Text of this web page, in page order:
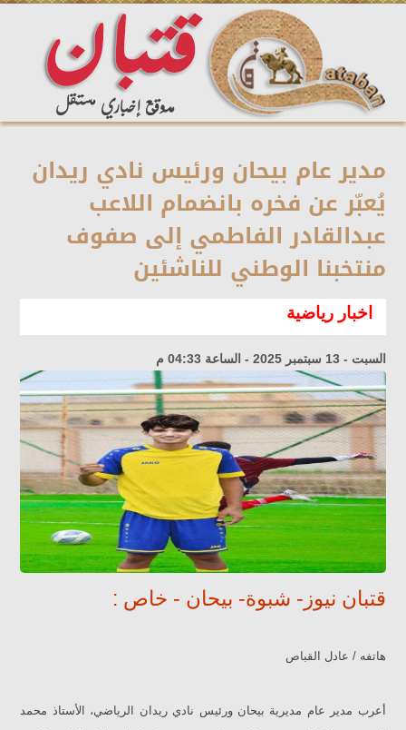
مدير عام بيحان ورئيس نادي ريدان
يُعبّر عن فخره بانضمام اللاعب
عبدالقادر الفاطمي إلى صفوف
منتخبنا الوطني للناشئين
اخبار رياضية
السبت - 13 سبتمبر 2025 - الساعة 04:33 م
قتبان نيوز- شبوة- بيحان - خاص :
هاتفه / عادل القباص
أعرب مدير عام مديرية بيحان ورئيس نادي ريدان الرياضي، الأستاذ محمد